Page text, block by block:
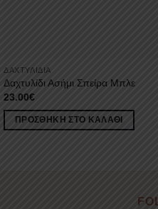
ΔΑΧΤΥΛΊΔΙΑ
Δαχτυλίδι Ασήμι Σπείρα Μπλε
23.00€
ΠΡΟΣΘΉΚΗ ΣΤΟ ΚΑΛΆΘΙ